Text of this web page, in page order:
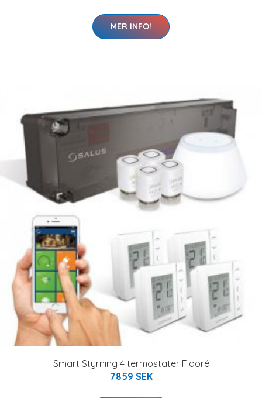
MER INFO!
Smart Styrning 4 termostater Flooré
7859 SEK